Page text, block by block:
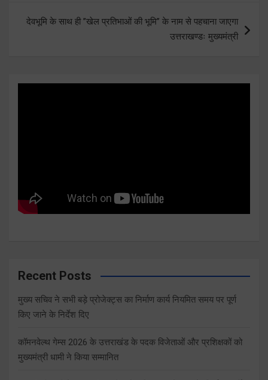
देवभूमि के साथ ही ’’खेल प्रतिभाओं की भूमि’’ के नाम से पहचाना जाएगा
उत्तराखण्डः मुख्यमंत्री
Recent Posts
मुख्य सचिव ने सभी बड़े प्रोजेक्ट्स का निर्माण कार्य नियमित समय पर पूर्ण
किए जाने के निर्देश दिए
कॉमनवेल्थ गेम्स 2026 के उत्तराखंड के पदक विजेताओं और प्रशिक्षकों को
मुख्यमंत्री धामी ने किया सम्मानित